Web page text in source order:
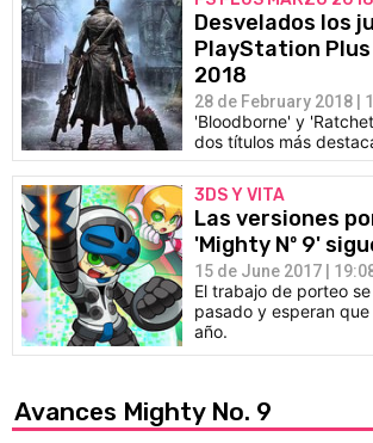
Desvelados los
PlayStation
2018
28 de February 2018 |
'Bloodborne' y
dos títulos más
3DS Y VITA
Las versiones
'Mighty Nº 9'
15 de June 2017 |
El trabajo de porteo
pasado y esperan
año.
Avances Mighty No. 9